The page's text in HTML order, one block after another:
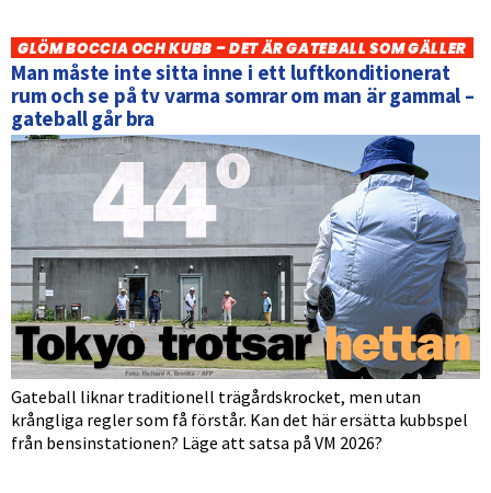
GLÖM BOCCIA OCH KUBB – DET ÄR GATEBALL SOM GÄLLER
Man måste inte sitta inne i ett luftkonditionerat
rum och se på tv varma somrar om man är gammal –
gateball går bra
Gateball liknar traditionell trägårdskrocket, men utan
krångliga regler som få förstår. Kan det här ersätta kubbspel
från bensinstationen? Läge att satsa på VM 2026?